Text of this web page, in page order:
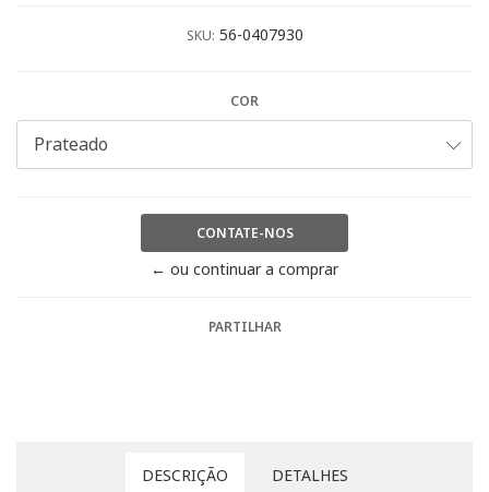
SKU: 56-0407930
COR
CONTATE-NOS
← ou continuar a comprar
PARTILHAR
DESCRIÇÃO DETALHES